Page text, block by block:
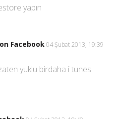
yapın
Facebook04 Şubat 2013, 19:39
yuklu birdaha i tunes